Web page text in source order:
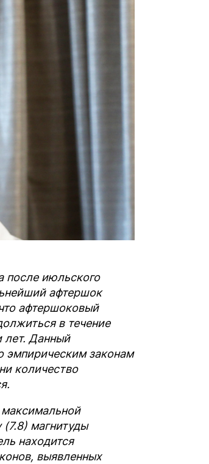
после июльского
афтершок
афтершоковый
в течение
лет. Данный
эмпирическим законам
количество
магнитуды
находится
выявленных